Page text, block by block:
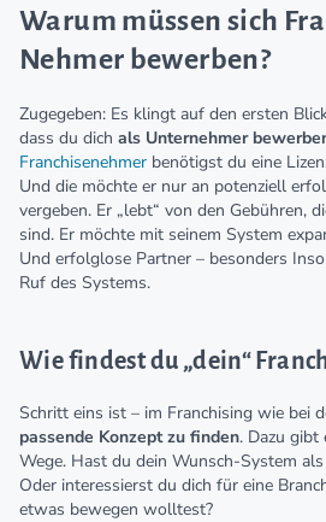
Warum müssen sich
Nehmer bewerben?
Zugegeben: Es klingt auf den ersten
dass du dich als Unternehmer
Franchisenehmer benötigst du eine
Und die möchte er nur an potenziell
vergeben. Er „lebt“ von den Gebühren,
sind. Er möchte mit seinem System
Und erfolglose Partner – besonders
Ruf des Systems.
Wie findest du „dein“
Schritt eins ist – im Franchising wie bei
passende Konzept zu finden. Dazu gibt
Wege. Hast du dein Wunsch-System
Oder interessierst du dich für eine
etwas bewegen wolltest?